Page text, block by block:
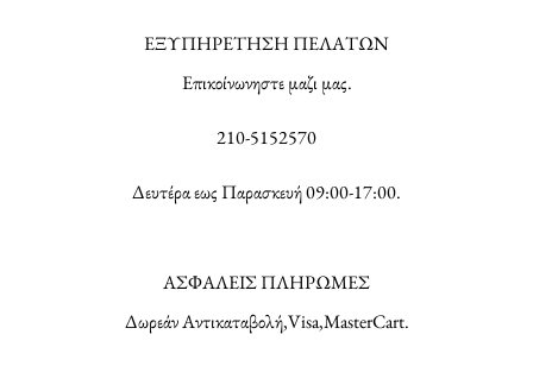
ΕΞΥΠΗΡΕΤΗΣΗ ΠΕΛΑΤΩΝ
Επικοίνωνηστε μαζι μας.
210-5152570
Δευτέρα εως Παρασκευή 09:00-17:00.
ΑΣΦΑΛΕΙΣ ΠΛΗΡΩΜΕΣ
Δωρεάν Αντικαταβολή,Visa,MasterCart.